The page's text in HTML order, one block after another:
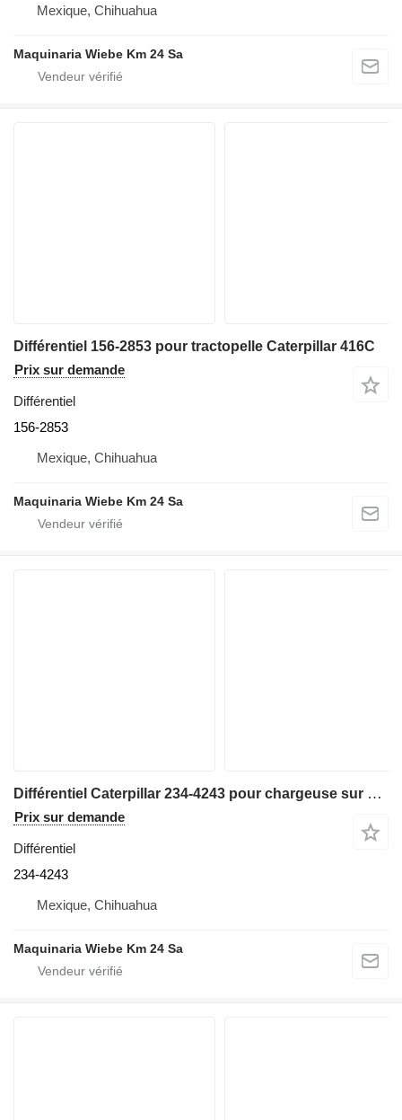
Mexique, Chihuahua
Maquinaria Wiebe Km 24 Sa
Différentiel 156-2853 pour tractopelle Caterpillar 416C
Prix sur demande
Différentiel
156-2853
Mexique, Chihuahua
Maquinaria Wiebe Km 24 Sa
Différentiel Caterpillar 234-4243 pour chargeuse sur pneus Caterpillar 930G, 928H
Prix sur demande
Différentiel
234-4243
Mexique, Chihuahua
Maquinaria Wiebe Km 24 Sa